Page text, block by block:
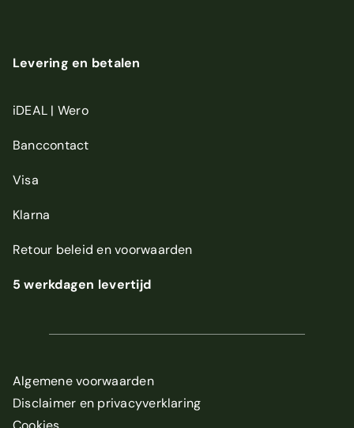
Levering en betalen
iDEAL | Wero
Banccontact
Visa
Klarna
Retour beleid envoorwaarden
5 werkdagen levertijd
Algemene voorwaarden
Disclaimer en privacyverklaring